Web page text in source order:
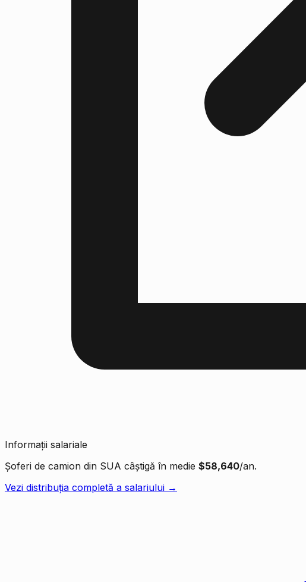
Informații salariale
Șoferi de camion din SUA câștigă în medie $58,640/an.
Vezi distribuția completă a salariului →